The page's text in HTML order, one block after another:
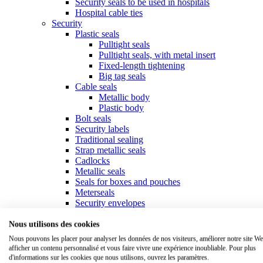
Hospital cable ties
Security
Plastic seals
Pulltight seals
Pulltight seals, with metal insert
Fixed-length tightening
Big tag seals
Cable seals
Metallic body
Plastic body
Bolt seals
Security labels
Traditional sealing
Strap metallic seals
Cadlocks
Metallic seals
Seals for boxes and pouches
Meterseals
Security envelopes
Collars & cable ties
Standard collars
Specific collars
Marker ties
Nous utilisons des cookies
Nous pouvons les placer pour analyser les données de nos visiteurs, améliorer notre site
afficher un contenu personnalisé et vous faire vivre une expérience inoubliable. Pour plus
d'informations sur les cookies que nous utilisons, ouvrez les paramètres.